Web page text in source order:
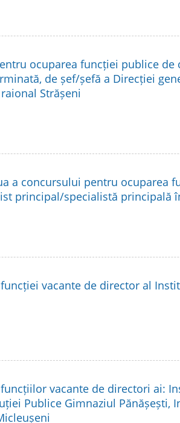
ocuparea funcției publice de
de șef/șefă a Direcției
Strășeni
a concursului pentru ocuparea
principal/specialistă principală
vacante de director al
vacante de directori ai:
Publice Gimnaziul Pănășești,